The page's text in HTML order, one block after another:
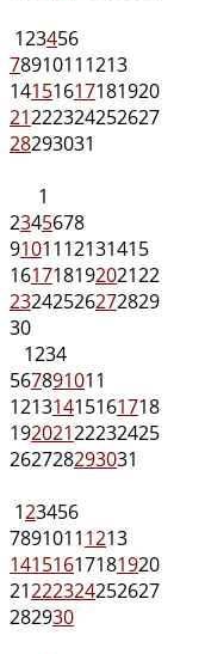
123456
78910111213
14151617181920
21222324252627
28293031
1
2345678
9101112131415
16171819202122
23242526272829
30
1234
567891011
12131415161718
19202122232425
262728293031
123456
78910111213
14151617181920
21222324252627
282930